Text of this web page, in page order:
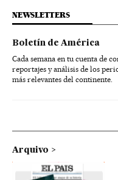
NEWSLETTERS
Boletín de América
Cada semana en tu cuenta de
reportajes y análisis de los
más relevantes del continente.
Arquivo